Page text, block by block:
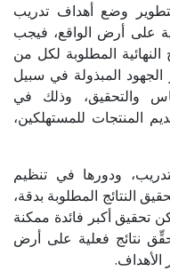
وضع أهداف تدريب
على أرض الواقع، فيجب
النهائية المطلوبة لكل من
الجهود المبذولة في سبيل
والتحقيق، وذلك في
المنتجات للمستهلكين،
ودورها في تنظيم
النتائج المطلوبة بدقة،
تحقيق أكبر فائدة ممكنة
نتائج فعلية على أرض
الأهداف.